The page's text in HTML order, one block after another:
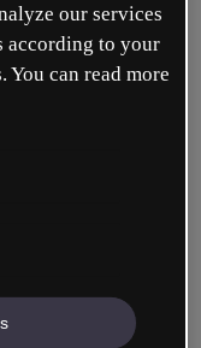
our services
according to your
You can read more